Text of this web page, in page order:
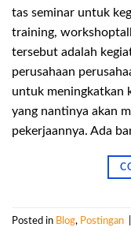
tas seminar untuk
training,
tersebut adalah
perusahaan
untuk meningkatkan
yang nantinya akan
pekerjaannya. Ada
Posted in Blog, Postingan